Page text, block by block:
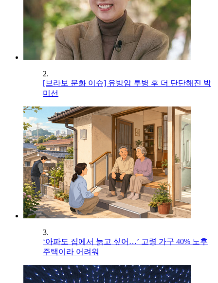
2.
[브라보 문화 이슈] 유방암 투병 후 더 단단해진 박
미선
3.
‘아파도 집에서 늙고 싶어…’ 고령 가구 40% 노후
주택이라 어려워